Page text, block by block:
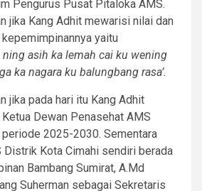
Pengurus Pusat Pitaloka AMS.
jika Kang Adhit mewarisi nilai dan
yaitu
asih ka lemah cai ku wening
ka nagara ku balungbang rasa’.
jika pada hari itu Kang Adhit
Dewan Penasehat AMS
2025-2030. Sementara
Distrik Kota Cimahi sendiri berada
Bambang Sumirat, A.Md
Suherman sebagai Sekretaris